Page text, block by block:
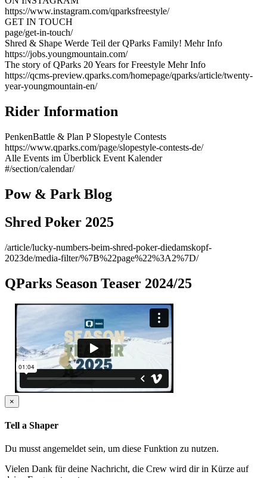
https://www.instagram.com/qparksfreestyle/
GET IN TOUCH
page/get-in-touch/
Shred & Shape Werde Teil der QParks Family! Mehr Info
https://jobs.youngmountain.com/
The story of QParks 20 Years for Freestyle Mehr Info
https://qcms-preview.qparks.com/homepage/qparks/article/twenty-
year-youngmountain-en/
Rider Information
PenkenBattle & Plan PSlopestyle Contests
https://www.qparks.com/page/slopestyle-contests-de/
Alle Events im Überblick Event Kalender
#/section/calendar/
Pow & Park Blog
Shred Poker 2025
/article/lucky-numbers-beim-shred-poker-diedamskopf-
2023de/media-filter/%7B%22page%22%3A2%7D/
QParks Season Teaser 2024/25
×
Tell a Shaper
Du musst angemeldet sein, um diese Funktion zu nutzen.
Vielen Dank für deine Nachricht, die Crew wird dir in Kürze auf